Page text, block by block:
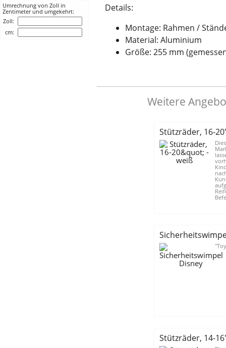
Umrechnung von Zoll in
Zentimeter und umgekehrt:
Zoll:
cm:
Details:
Montage: Rahmen /
Material: Aluminium
Größe: 255 mm
Weitere
Stützräder, 16-
Stützräder, 14-